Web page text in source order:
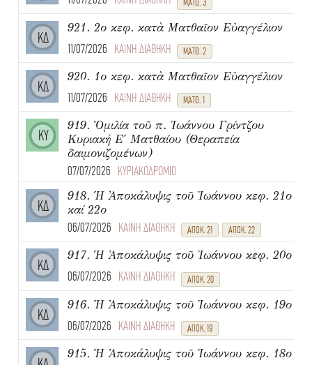
ΜΑΤΘ. 3
ΚΔ
921. 2ο κεφ. κατὰ Ματθαῖον Εὐαγγέλιον
11/07/2026 ΚΑΙΝΗ ΔΙΑΘΗΚΗ ΜΑΤΘ. 2
ΚΔ
920. 1ο κεφ. κατὰ Ματθαῖον Εὐαγγέλιον
11/07/2026 ΚΑΙΝΗ ΔΙΑΘΗΚΗ ΜΑΤΘ. 1
ΚΥ
919. Ὁμιλία τοῦ π. Ἰωάννου Γρίντζου
Κυριακή Ε΄ Ματθαίου (Θεραπεία
δαιμονιζομένων)
07/07/2026 ΚΥΡΙΑΚΟΔΡΟΜΙΟ
ΚΔ
918. Ἡ Ἀποκάλυψις τοῦ Ἰωάννου κεφ. 21ο
καί 22ο
06/07/2026 ΚΑΙΝΗ ΔΙΑΘΗΚΗ ΑΠΟΚ. 21 ΑΠΟΚ. 22
ΚΔ
917. Ἡ Ἀποκάλυψις τοῦ Ἰωάννου κεφ. 20ο
06/07/2026 ΚΑΙΝΗ ΔΙΑΘΗΚΗ ΑΠΟΚ. 20
ΚΔ
916. Ἡ Ἀποκάλυψις τοῦ Ἰωάννου κεφ. 19ο
06/07/2026 ΚΑΙΝΗ ΔΙΑΘΗΚΗ ΑΠΟΚ. 19
915. Ἡ Ἀποκάλυψις τοῦ Ἰωάννου κεφ. 18ο